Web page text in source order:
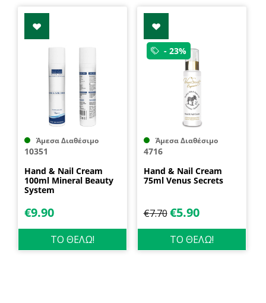
Άμεσα Διαθέσιμο
10351
Hand & Nail Cream
100ml Mineral Beauty
System
€9.90
ΤΟ ΘΕΛΩ!
- 23%
Άμεσα Διαθέσιμο
4716
Hand & Nail Cream
75ml Venus Secrets
€7.70 €5.90
ΤΟ ΘΕΛΩ!